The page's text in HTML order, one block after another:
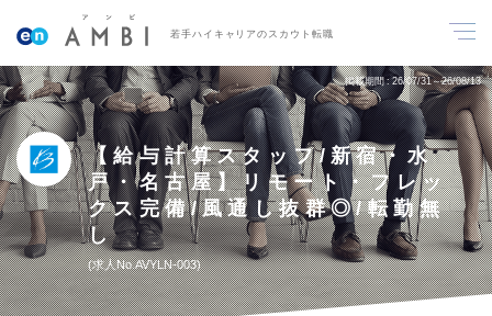
若手ハイキャリアのスカウト転職
掲載期間 26/07/31～26/08/13
【給与計算スタッフ/新宿・水
戸・名古屋】リモート・フレッ
クス完備/風通し抜群◎/転勤無
し
求人No.AVYLN-003